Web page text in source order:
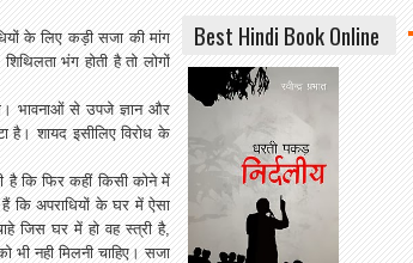
के लिए कड़ी सजा की मांग
भंग होती है तो लोगों
भावनाओं से उपजे ज्ञान और
है। शायद इसीलिए विरोध के
है कि फिर कहीं किसी कोने में
कि अपराधियों के घर में ऐसा
जिस घर में हो वह स्त्री है,
नही मिलनी चाहिए। सजा
Best Hindi Book Online